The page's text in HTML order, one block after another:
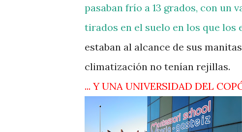
pasaban frío a 13 grados, con un
tirados en el suelo en los que los
estaban al alcance de sus
climatización no tenían rejillas.
... Y UNA UNIVERSIDAD DEL